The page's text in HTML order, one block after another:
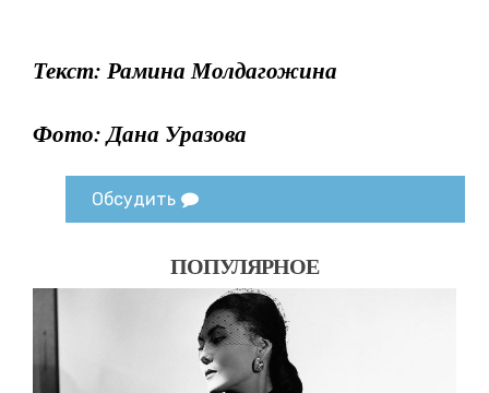
Текст: Рамина Молдагожина
Фото: Дана Уразова
Обсудить
ПОПУЛЯРНОЕ